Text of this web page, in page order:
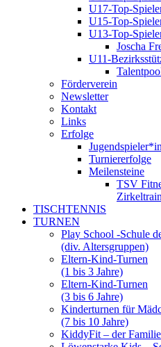
U17-Top-
U15-Top-
U13-Top-
Joscha
U11-
Förderverein
Newsletter
Kontakt
Links
Erfolge
Turniererfolge
Meilensteine
TSV
TISCHTENNIS
TURNEN
Play School -Schule
(div. Altersgruppen)
Eltern-Kind-Turnen
(1 bis 3 Jahre)
Eltern-Kind-Turnen
(3 bis 6 Jahre)
Kinderturnen für
(7 bis 10 Jahre)
KiddyFit – der